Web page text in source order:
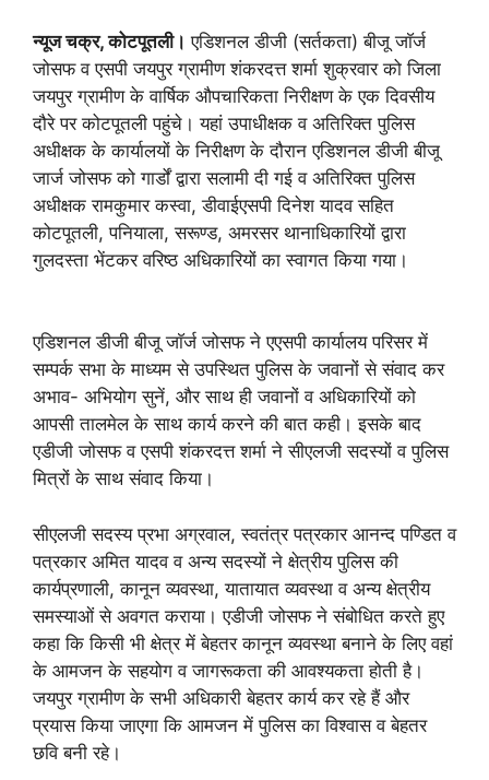
न्यूज चक्र, कोटपूतली। एडिशनल डीजी (सर्तकता) बीजू जाॅर्ज
जोसफ व एसपी जयपुर ग्रामीण शंकरदत्त शर्मा शुक्रवार को जिला
जयपुर ग्रामीण के वार्षिक औपचारिकता निरीक्षण के एक दिवसीय
दौरे पर कोटपूतली पहुंचे। यहां उपाधीक्षक व अतिरिक्त पुलिस
अधीक्षक के कार्यालयों के निरीक्षण के दौरान एडिशनल डीजी बीजू
जार्ज जोसफ को गार्डों द्वारा सलामी दी गई व अतिरिक्त पुलिस
अधीक्षक रामकुमार कस्वा, डीवाईएसपी दिनेश यादव सहित
कोटपूतली, पनियाला, सरूण्ड, अमरसर थानाधिकारियों द्वारा
गुलदस्ता भेंटकर वरिष्ठ अधिकारियों का स्वागत किया गया।
एडिशनल डीजी बीजू जाॅर्ज जोसफ ने एएसपी कार्यालय परिसर में
सम्पर्क सभा के माध्यम से उपस्थित पुलिस के जवानों से संवाद कर
अभाव- अभियोग सुनें, और साथ ही जवानों व अधिकारियों को
आपसी तालमेल के साथ कार्य करने की बात कही। इसके बाद
एडीजी जोसफ व एसपी शंकरदत्त शर्मा ने सीएलजी सदस्यों व पुलिस
मित्रों के साथ संवाद किया।
सीएलजी सदस्य प्रभा अग्रवाल, स्वतंत्र पत्रकार आनन्द पण्डित व
पत्रकार अमित यादव व अन्य सदस्यों ने क्षेत्रीय पुलिस की
कार्यप्रणाली, कानून व्यवस्था, यातायात व्यवस्था व अन्य क्षेत्रीय
समस्याओं से अवगत कराया। एडीजी जोसफ ने संबोधित करते हुए
कहा कि किसी भी क्षेत्र में बेहतर कानून व्यवस्था बनाने के लिए वहां
के आमजन के सहयोग व जागरूकता की आवश्यकता होती है।
जयपुर ग्रामीण के सभी अधिकारी बेहतर कार्य कर रहे हैं और
प्रयास किया जाएगा कि आमजन में पुलिस का विश्वास व बेहतर
छवि बनी रहे।